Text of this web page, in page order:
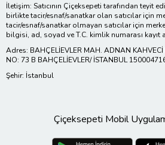
İletişim: Satıcının Çiçeksepeti tarafından teyit
birlikte tacir/esnaf/sanatkar olan satıcılar için
tacir/esnaf/sanatkar olmayan satıcılar için
bilgisi, ad, soyad ve T.C. kimlik numarası kayıt
Adres: BAHÇELİEVLER MAH. ADNAN KAHVECİ
NO: 73 B BAHÇELİEVLER/ İSTANBUL
Şehir: İstanbul
Çiçeksepeti Mobil